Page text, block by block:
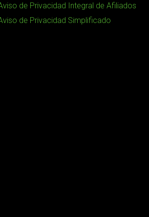
de Privacidad Integral de Afiliados
de Privacidad Simplificado